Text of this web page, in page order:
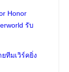
Honor
รับ
ทีมเวิร์คยิ่ง